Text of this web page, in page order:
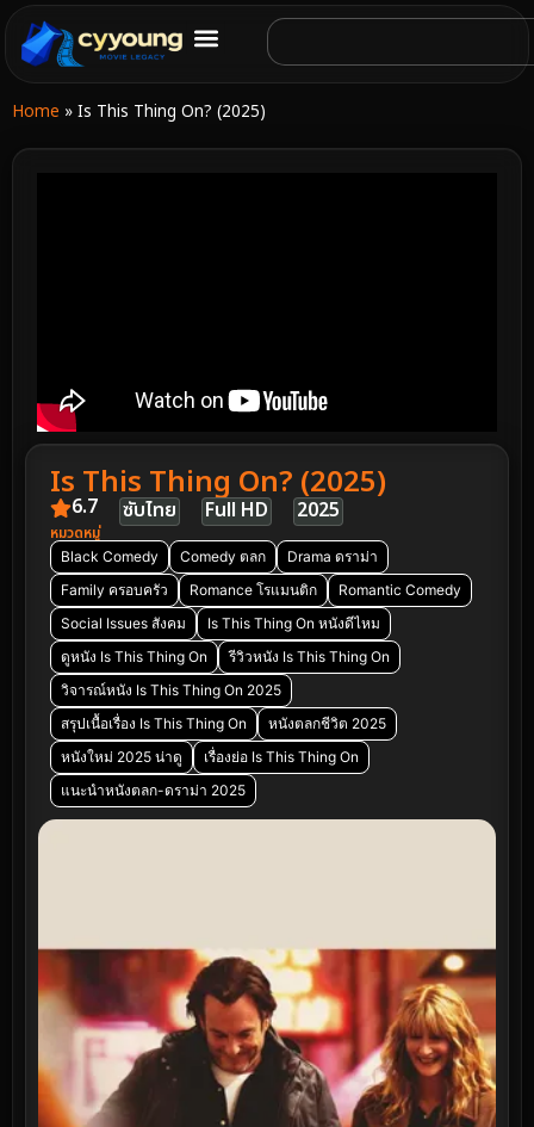
Home » Is This Thing On? (2025)
Is This Thing On? (2025)
6.7 ซับไทย Full HD 2025
หมวดหมู่
Black Comedy Comedy ตลก
Drama ดราม่า
Family ครอบครัว
Romance โรแมนติก
Romantic Comedy
Social Issues สังคม
Is This Thing On หนังดีไหม
ดูหนัง Is This Thing On
รีวิวหนัง Is This Thing On
วิจารณ์หนัง Is This Thing On 2025
สรุปเนื้อเรื่อง Is This Thing On
หนังตลกชีวิต 2025
หนังใหม่ 2025 น่าดู
เรื่องย่อ Is This Thing On
แนะนำหนังตลก-ดราม่า 2025